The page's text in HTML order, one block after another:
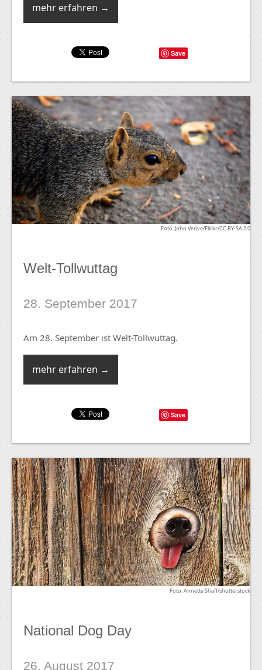
mehr erfahren →
Save
Foto: John Verive/Flickr/CC BY-SA 2.0
Welt-Tollwuttag
28. September 2017
Am 28. September ist Welt-Tollwuttag.
mehr erfahren →
Save
Foto: Annette Shaff/shutterstock
National Dog Day
26. August 2017